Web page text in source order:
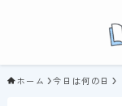
ホーム 今日は何の日